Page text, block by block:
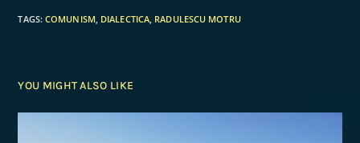
TAGS:COMUNISM, DIALECTICA RADULESCU MOTRU
YOU MIGHT ALSO LIKE